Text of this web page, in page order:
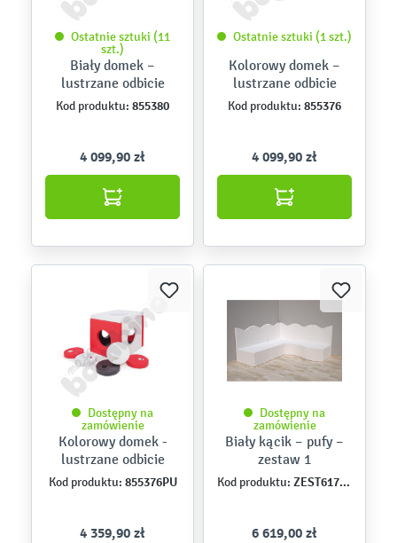
Ostatnie sztuki (11
szt.)
Biały domek –
lustrzane odbicie
Kod produktu: 855380
4 099,90 zł
Ostatnie sztuki (1 szt.)
Kolorowy domek –
lustrzane odbicie
Kod produktu: 855376
4 099,90 zł
Dostępny na
zamówienie
Kolorowy domek -
lustrzane odbicie
Kod produktu: 855376PU
4 359,90 zł
Dostępny na
zamówienie
Biały kącik – pufy –
zestaw 1
Kod produktu: ZEST6171PU
6 619,00 zł